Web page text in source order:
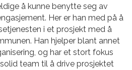
å kunne benytte seg av
Her er han med på å
i et prosjekt med å
Han hjelper blant annet
og har et stort fokus
team til å drive prosjektet